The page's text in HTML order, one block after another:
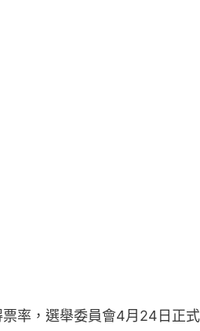
率，選舉委員會4月24日正